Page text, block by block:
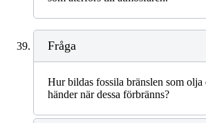
Fråga
Hur bildas fossila bränslen som
händer när dessa förbränns?